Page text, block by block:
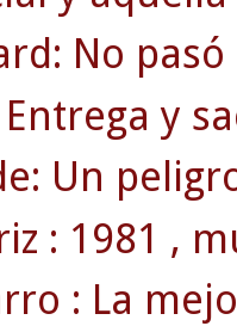
No
Entrega y
Un
: 1981 ,
: La